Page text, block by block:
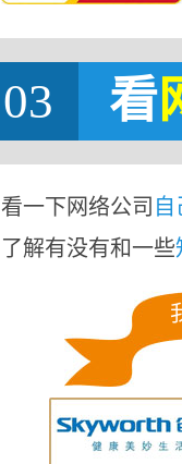
03 看
看一下网络公司
了解有没有和一些